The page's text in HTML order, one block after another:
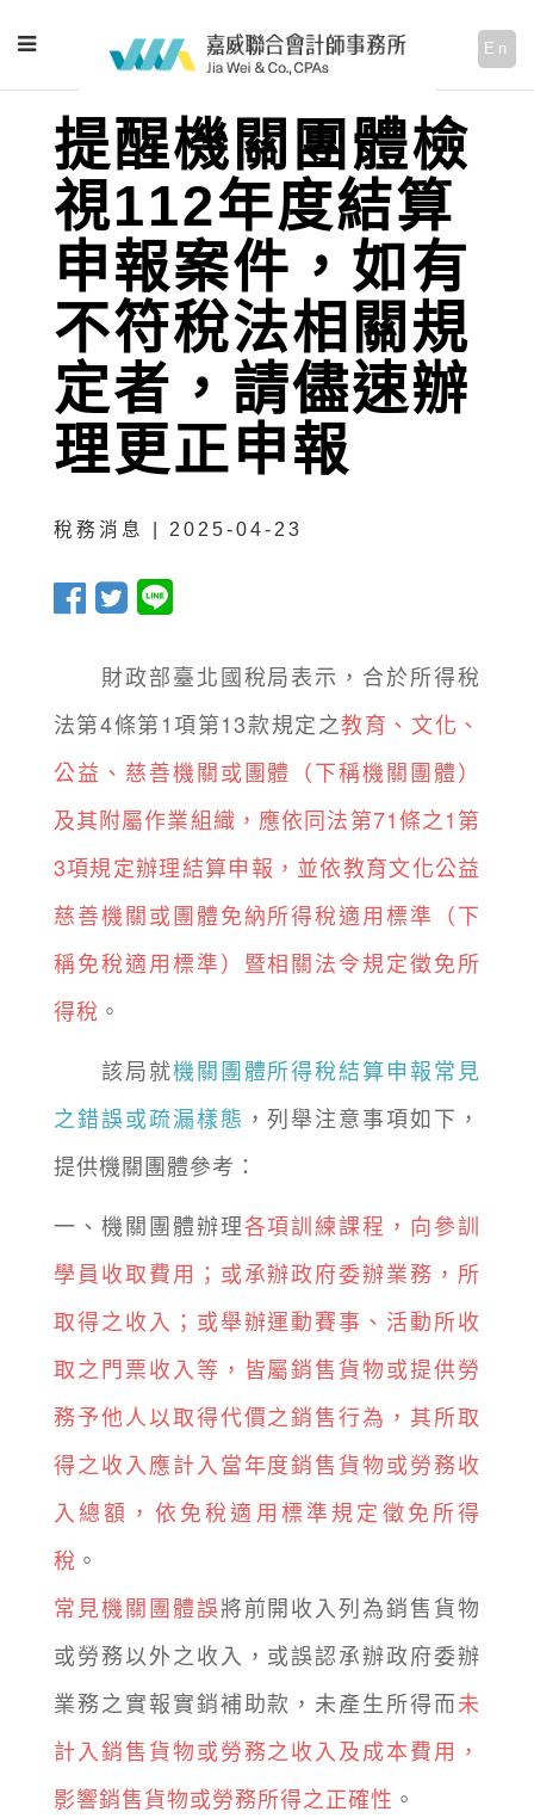
En
提醒機關團體檢
視112年度結算
申報案件，如有
不符稅法相關規
定者，請儘速辦
理更正申報
稅務消息 | 2025-04-23
財政部臺北國稅局表示，合於所得稅
法第4條第1項第13款規定之教育、文化、
公益、慈善機關或團體（下稱機關團體）
及其附屬作業組織，應依同法第71條之1第
3項規定辦理結算申報，並依教育文化公益
慈善機關或團體免納所得稅適用標準（下
稱免稅適用標準）暨相關法令規定徵免所
得稅 。
該局就機關團體所得稅結算申報常見
之錯誤或疏漏樣態 ，列舉注意事項如下，
提供機關團體參考：
一、機關團體辦理各項訓練課程，向參訓
學員收取費用；或承辦政府委辦業務，所
取得之收入；或舉辦運動賽事、活動所收
取之門票收入等，皆屬銷售貨物或提供勞
務予他人以取得代價之銷售行為，其所取
得之收入應計入當年度銷售貨物或勞務收
入總額，依免稅適用標準規定徵免所得
稅 。
常見機關團體誤將前開收入列為銷售貨物
或勞務以外之收入，或誤認承辦政府委辦
業務之實報實銷補助款，未產生所得而未
計入銷售貨物或勞務之收入及成本費用，
影響銷售貨物或勞務所得之正確性 。